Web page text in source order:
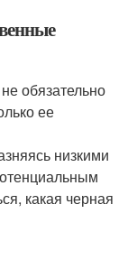
обязательно
ее
низкими
какая черная